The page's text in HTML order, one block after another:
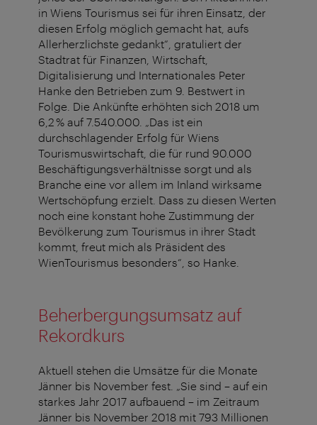
in Wiens Tourismus sei für ihren Einsatz, der
diesen Erfolg möglich gemacht hat, aufs
Allerherzlichste gedankt“, gratuliert der
Stadtrat für Finanzen, Wirtschaft,
Digitalisierung und Internationales Peter
Hanke den Betrieben zum 9. Bestwert in
Folge. Die Ankünfte erhöhten sich 2018 um
6,2 % auf 7.540.000. „Das ist ein
durchschlagender Erfolg für Wiens
Tourismuswirtschaft, die für rund 90.000
Beschäftigungsverhältnisse sorgt und als
Branche eine vor allem im Inland wirksame
Wertschöpfung erzielt. Dass zu diesen Werten
noch eine konstant hohe Zustimmung der
Bevölkerung zum Tourismus in ihrer Stadt
kommt, freut mich als Präsident des
WienTourismus besonders“, so Hanke.
Beherbergungsumsatz auf
Rekordkurs
Aktuell stehen die Umsätze für die Monate
Jänner bis November fest. „Sie sind – auf ein
starkes Jahr 2017 aufbauend – im Zeitraum
Jänner bis November 2018 mit 793 Millionen